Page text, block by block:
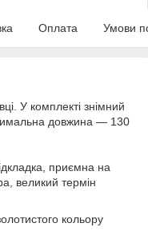
Оплата Умови
У комплекті знімний
довжина — 130
приємна на
великий термін
кольору